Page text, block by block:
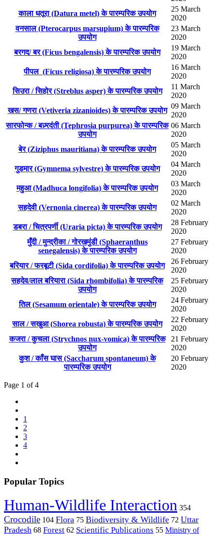
काला धतूरा (Datura metel) के पारम्परिक उपयोग
25 March
2020
वनसाल (Pterocarpus marsupium) के पारम्परिक
उपयोग
23 March
2020
बरगद/ बर (Ficus bengalensis) के पारम्परिक उपयोग
19 March
2020
पीपल (Ficus religiosa) के पारम्परिक उपयोग
16 March
2020
सिउरा / सिहोर (Streblus asper) के पारम्परिक उपयोग
11 March
2020
खस/ गणरा (Vetiveria zizanioides) के पारम्परिक उपयोग
09 March
2020
सारफोन्क / बज़्रदंती (Tephrosia purpurea) के पारम्परिक
उपयोग
06 March
2020
बेर (Ziziphus mauritiana) के पारम्परिक उपयोग
05 March
2020
गुडमार (Gymnema sylvestre) के पारम्परिक उपयोग
04 March
2020
महुआ (Madhuca longifolia) के पारम्परिक उपयोग
03 March
2020
सहदेवी (Vernonia cinerea) के पारम्परिक उपयोग
02 March
2020
डबरा / चित्रपर्णी (Uraria picta) के पारम्परिक उपयोग
28 February
2020
मुँदी / मुन्द्रीका / गोरखमुंडी (Sphaeranthus
senegalensis) के पारम्परिक उपयोग
27 February
2020
बरियार / फरबूटी (Sida cordifolia) के पारम्परिक उपयोग
26 February
2020
सहदेव/लाल बरियारा (Sida rhombifolia) के पारम्परिक
उपयोग
25 February
2020
तिल (Sesamum orientale) के पारम्परिक उपयोग
24 February
2020
साल / सखुआ (Shorea robusta) के पारम्परिक उपयोग
22 February
2020
कजरा / कुचला (Strychnos nux-vomica) के पारम्परिक
उपयोग
21 February
2020
कुश / काँस घास (Saccharum spontaneum) के
पारम्परिक उपयोग
20 February
2020
Page 1 of 4
1
2
3
4
Popular Topics
Human-Wildlife Interaction 354
Crocodile 104 Flora 75 Biodiversity & Wildlife 72 Uttar
Pradesh 68 Forest 62 Scientific Publications 55 Ministry of